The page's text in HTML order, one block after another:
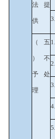
法提
供 3.
（五
）不
予处
理
1.
2.
3.
4.
5.